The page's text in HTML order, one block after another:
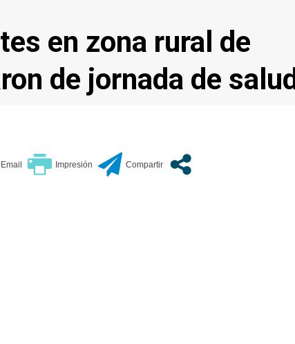
en zona rural de
de jornada de salud